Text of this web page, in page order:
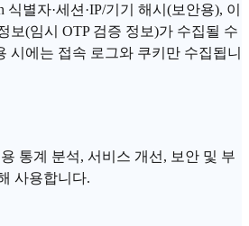
식별자·세션·IP/기기 해시(보안용), 이
보(임시 OTP 검증 정보)가 수집될 수
시에는 접속 로그와 쿠키만 수집됩니
통계 분석, 서비스 개선, 보안 및 부
사용합니다.